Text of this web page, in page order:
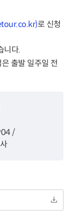
로 신청
니다.
출발 일주일 전
/